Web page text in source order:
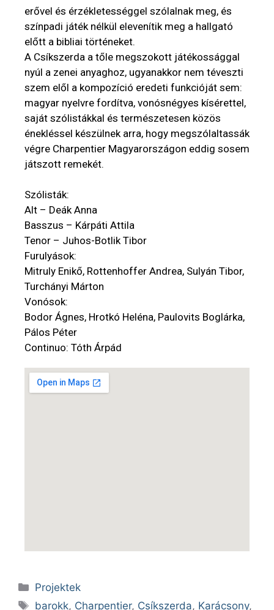
erővel és érzékletességgel szólalnak meg, és
színpadi játék nélkül elevenítik meg a hallgató
előtt a bibliai történeket.
A Csíkszerda a tőle megszokott játékossággal
nyúl a zenei anyaghoz, ugyanakkor nem téveszti
szem elől a kompozíció eredeti funkcióját sem:
magyar nyelvre fordítva, vonósnégyes kísérettel,
saját szólistákkal és természetesen közös
énekléssel készülnek arra, hogy megszólaltassák
végre Charpentier Magyarországon eddig sosem
játszott remekét.
Szólisták:
Alt – Deák Anna
Basszus – Kárpáti Attila
Tenor – Juhos-Botlik Tibor
Furulyások:
Mitruly Enikő, Rottenhoffer Andrea, Sulyán Tibor,
Turchányi Márton
Vonósok:
Bodor Ágnes, Hrotkó Heléna, Paulovits Boglárka,
Pálos Péter
Continuo: Tóth Árpád
Projektek
barokk, Charpentier, Csíkszerda, Karácsony,